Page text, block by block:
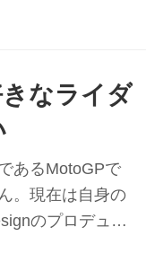
の特別インタビ
二輪車販売の経
の思いまで語っ
なライダ
あるMotoGPで
。現在は自身の
のプロデュー